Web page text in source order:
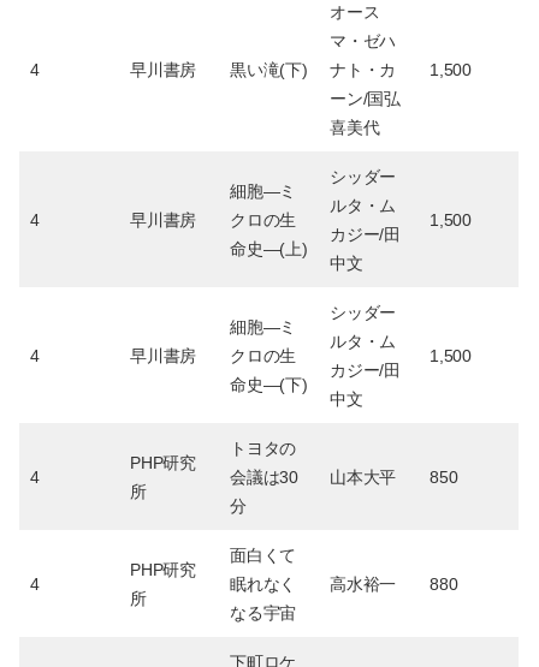
4 早川書房 黒い滝(下)
オース
マ・ゼハ
ナト・カ
ーン/国弘
喜美代
1,500
4 早川書房
細胞―ミ
クロの生
命史―(上)
シッダー
ルタ・ム
カジー/田
中文
1,500
4 早川書房
細胞―ミ
クロの生
命史―(下)
シッダー
ルタ・ム
カジー/田
中文
1,500
4
PHP研究
所
トヨタの
会議は30
分
山本大平 850
4
PHP研究
所
面白くて
眠れなく
なる宇宙
高水裕一 880
下町ロケ